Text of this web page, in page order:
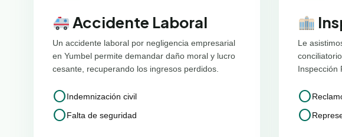
Accidente Laboral
Un accidente laboral por negligencia empresarial
en Yumbel permite demandar daño moral y lucro
cesante, recuperando los ingresos perdidos.
circleIndemnización civil
circleFalta de seguridad
Le
Inspección
circle
circle